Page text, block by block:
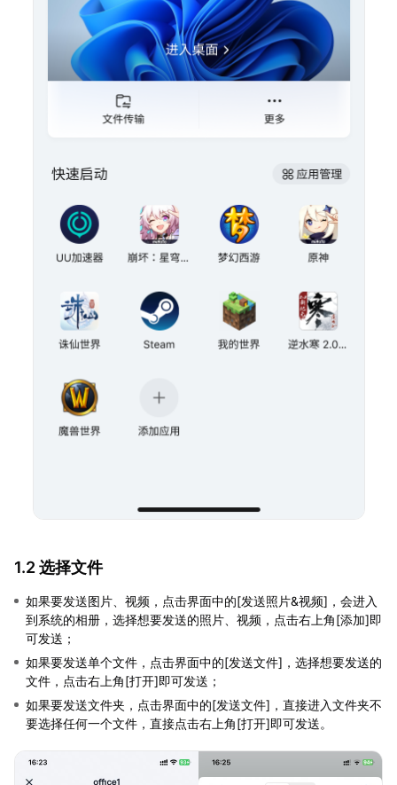
1.2 选择文件
如果要发送图片、视频，点击界面中的[发送照片&视频]，会进入
到系统的相册，选择想要发送的照片、视频，点击右上角[添加]即
可发送；
如果要发送单个文件，点击界面中的[发送文件]，选择想要发送的
文件，点击右上角[打开]即可发送；
如果要发送文件夹，点击界面中的[发送文件]，直接进入文件夹不
要选择任何一个文件，直接点击右上角[打开]即可发送。